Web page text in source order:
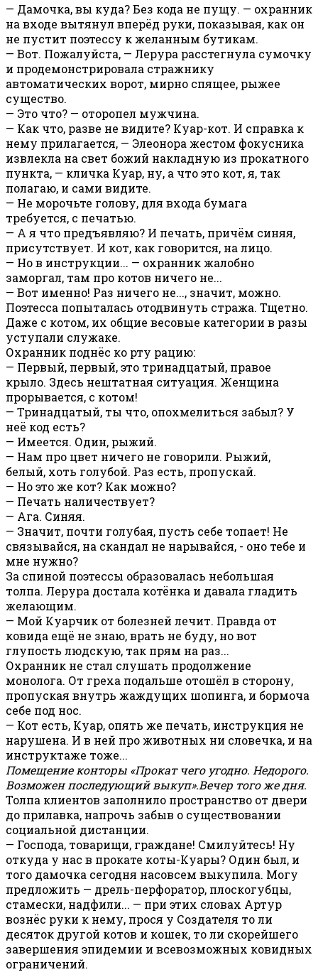
— Дамочка, вы куда? Без кода не пущу. — охранник
на входе вытянул вперёд руки, показывая, как он
не пустит поэтессу к желанным бутикам.
— Вот. Пожалуйста, — Лерура расстегнула сумочку
и продемонстрировала стражнику
автоматических ворот, мирно спящее, рыжее
существо.
— Это что? — оторопел мужчина.
— Как что, разве не видите? Куар-кот. И справка к
нему прилагается, — Элеонора жестом фокусника
извлекла на свет божий накладную из прокатного
пункта, — кличка Куар, ну, а что это кот, я, так
полагаю, и сами видите.
— Не морочьте голову, для входа бумага
требуется, с печатью.
— А я что предъявляю? И печать, причём синяя,
присутствует. И кот, как говорится, на лицо.
— Но в инструкции... — охранник жалобно
заморгал, там про котов ничего не...
— Вот именно! Раз ничего не..., значит, можно.
Поэтесса попыталась отодвинуть стража. Тщетно.
Даже с котом, их общие весовые категории в разы
уступали служаке.
Охранник поднёс ко рту рацию:
— Первый, первый, это тринадцатый, правое
крыло. Здесь нештатная ситуация. Женщина
прорывается, с котом!
— Тринадцатый, ты что, опохмелиться забыл? У
неё код есть?
— Имеется. Один, рыжий.
— Нам про цвет ничего не говорили. Рыжий,
белый, хоть голубой. Раз есть, пропускай.
— Но это же кот? Как можно?
— Печать наличествует?
— Ага. Синяя.
— Значит, почти голубая, пусть себе топает! Не
связывайся, на скандал не нарывайся, - оно тебе и
мне нужно?
За спиной поэтессы образовалась небольшая
толпа. Лерура достала котёнка и давала гладить
желающим.
— Мой Куарчик от болезней лечит. Правда от
ковида ещё не знаю, врать не буду, но вот
глупость людскую, так прям на раз...
Охранник не стал слушать продолжение
монолога. От греха подальше отошёл в сторону,
пропуская внутрь жаждущих шопинга, и бормоча
себе под нос.
— Кот есть, Куар, опять же печать, инструкция не
нарушена. И в ней про животных ни словечка, и на
инструктаже тоже...
Помещение конторы «Прокат чего угодно. Недорого.
Возможен последующий выкуп».Вечер того же дня.
Толпа клиентов заполнило пространство от двери
до прилавка, напрочь забыв о существовании
социальной дистанции.
— Господа, товарищи, граждане! Смилуйтесь! Ну
откуда у нас в прокате коты-Куары? Один был, и
того дамочка сегодня насовсем выкупила. Могу
предложить — дрель-перфоратор, плоскогубцы,
стамески, надфили... — при этих словах Артур
вознёс руки к нему, прося у Создателя то ли
десяток другой котов и кошек, то ли скорейшего
завершения эпидемии и всевозможных ковидных
ограничений.